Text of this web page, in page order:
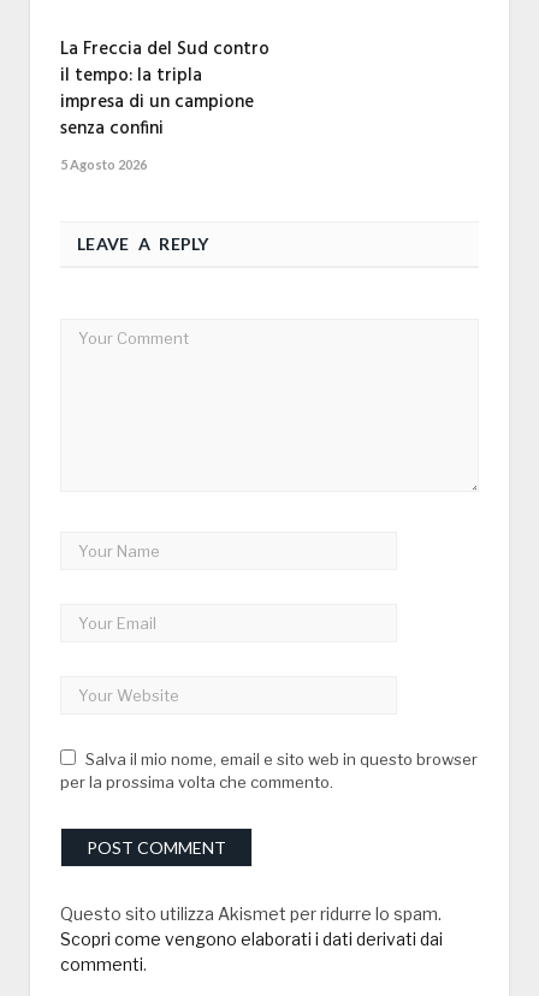
La Freccia del Sud contro
il tempo: la tripla
impresa di un campione
senza confini
5 Agosto 2026
LEAVE A REPLY
Salva il mio nome, email e sito web in questo browser
per la prossima volta che commento.
Questo sito utilizza Akismet per ridurre lo spam.
Scopri come vengono elaborati i dati derivati dai
commenti.